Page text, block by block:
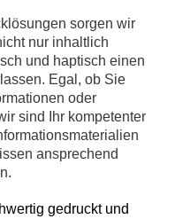
sorgen wir
nur inhaltlich
und haptisch einen
Egal, ob Sie
oder
sind Ihr kompetenter
ansprechend
gedruckt und